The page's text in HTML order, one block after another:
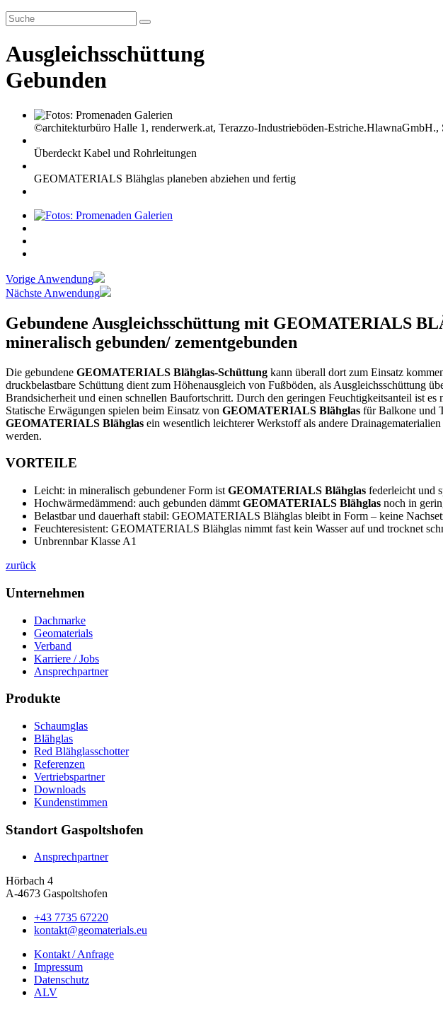
Ausgleichsschüttung
Gebunden
©architekturbüro Halle 1, renderwerk.at, Terazzo-Industrieböden-
Überdeckt Kabel und Rohrleitungen
GEOMATERIALS Blähglas planeben abziehen und fertig
Vorige Anwendung
Nächste Anwendung
Gebundene Ausgleichsschüttung mit GEOMATERIALS
mineralisch gebunden/ zementgebunden
Die gebundene GEOMATERIALS Blähglas-Schüttung kann überall dort zum Einsatz
druckbelastbare Schüttung dient zum Höhenausgleich von Fußböden, als Ausgleichsschüttung
Brandsicherheit und einen schnellen Baufortschritt. Durch den geringen Feuchtigkeitsanteil ist es
Statische Erwägungen spielen beim Einsatz von GEOMATERIALS Blähglas für Balkone und
GEOMATERIALS Blähglas ein wesentlich leichterer Werkstoff als andere
werden.
VORTEILE
Leicht: in mineralisch gebundener Form ist GEOMATERIALS Blähglas federleicht und
Hochwärmedämmend: auch gebunden dämmt GEOMATERIALS Blähglas noch in
Belastbar und dauerhaft stabil: GEOMATERIALS Blähglas bleibt in Form – keine
Feuchteresistent: GEOMATERIALS Blähglas nimmt fast kein Wasser auf und trocknet
Unbrennbar Klasse A1
zurück
Unternehmen
Dachmarke
Geomaterials
Verband
Karriere / Jobs
Ansprechpartner
Produkte
Schaumglas
Blähglas
Red Blähglasschotter
Referenzen
Vertriebspartner
Downloads
Kundenstimmen
Standort Gaspoltshofen
Ansprechpartner
Hörbach 4
A-4673 Gaspoltshofen
+43 7735 67220
kontakt@geomaterials.eu
Kontakt / Anfrage
Impressum
Datenschutz
ALV